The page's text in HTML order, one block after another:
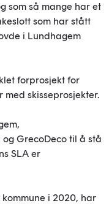
som så mange har et
som har stått
i Lundhagem
forprosjekt for
skisseprosjekter.
GrecoDeco til å stå
SLA er
i 2020, har